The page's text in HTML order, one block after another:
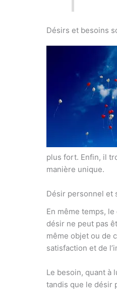
Désirs et besoins
plus fort. Enfin, il
manière unique.
Désir personnel et
En même temps,
désir ne peut pas
même objet ou de
satisfaction et de
Le besoin, quant à
tandis que le désir